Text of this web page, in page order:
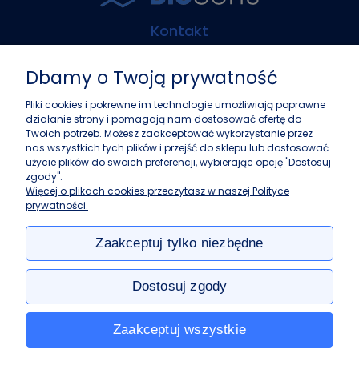
Kontakt
ul. Górczewska 216
01-460 Warszawa
+48 22 243 37 87
info@biosens.pl
Pomoc
Moje konto
Informacje
Dbamy o Twoją prywatność
Pliki cookies i pokrewne im technologie umożliwiają poprawne
działanie strony i pomagają nam dostosować ofertę do
Twoich potrzeb. Możesz zaakceptować wykorzystanie przez
nas wszystkich tych plików i przejść do sklepu lub dostosować
użycie plików do swoich preferencji, wybierając opcję "Dostosuj
zgody".
Więcej o plikach cookies przeczytasz w naszej Polityce
prywatności.
Zaakceptuj tylko niezbędne
Dostosuj zgody
Zaakceptuj wszystkie